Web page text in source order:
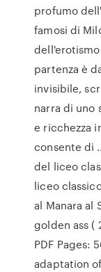
profumo
famosi di
partenza è
invisibile,
narra di uno
e ricchezza
consente di
del liceo
liceo
al Manara al
golden ass (
PDF Pages:
adaptation